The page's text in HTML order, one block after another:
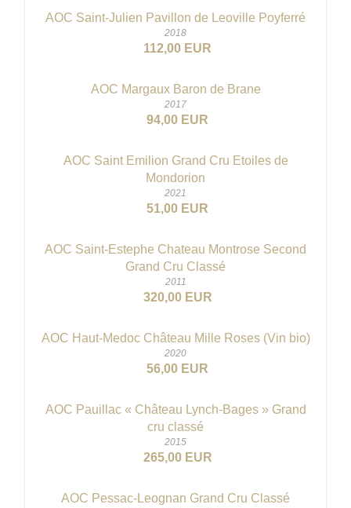
AOC Saint-Julien Pavillon de Leoville Poyferré
2018
112,00 EUR
AOC Margaux Baron de Brane
2017
94,00 EUR
AOC Saint Emilion Grand Cru Etoiles de
Mondorion
2021
51,00 EUR
AOC Saint-Estephe Chateau Montrose Second
Grand Cru Classé
2011
320,00 EUR
AOC Haut-Medoc Château Mille Roses (Vin bio)
2020
56,00 EUR
AOC Pauillac « Château Lynch-Bages » Grand
cru classé
2015
265,00 EUR
AOC Pessac-Leognan Grand Cru Classé